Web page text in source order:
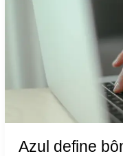
Azul define